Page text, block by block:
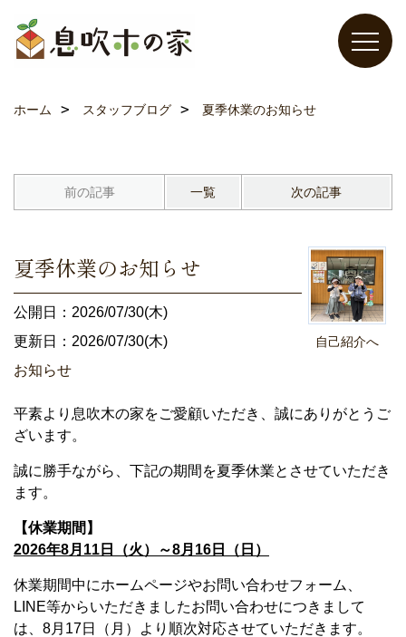
ホーム スタッフブログ 夏季休業のお知らせ
前の記事 一覧 次の記事
自己紹介へ
夏季休業のお知らせ
公開日：2026/07/30(木)
更新日：2026/07/30(木)
お知らせ
平素より息吹木の家をご愛顧いただき、誠にありがとうご
ざいます。
誠に勝手ながら、下記の期間を夏季休業とさせていただき
ます。
【休業期間】
2026年8月11日（火）～8月16日（日）
休業期間中にホームページやお問い合わせフォーム、
LINE等からいただきましたお問い合わせにつきまして
は、8月17日（月）より順次対応させていただきます。